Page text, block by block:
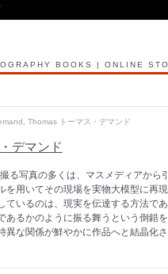
BOOKS | ONLINE
Thomas トーマス・デマンド
デマンド
る写真の多くは、マスメディアから
を用いてその現場を実物大模型に再
ているのは、現実を伝達する方法で
あるかのように振る舞うという倒錯
異な関係が鮮やかに作品へと結晶化